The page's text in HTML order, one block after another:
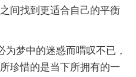
间找到更适合自己的平衡
梦中的迷惑而喟叹不已，
珍惜的是当下所拥有的一